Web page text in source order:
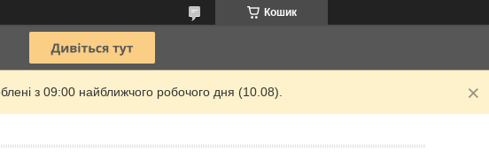
Кошик
з 09:00 найближчого робочого дня (10.08).